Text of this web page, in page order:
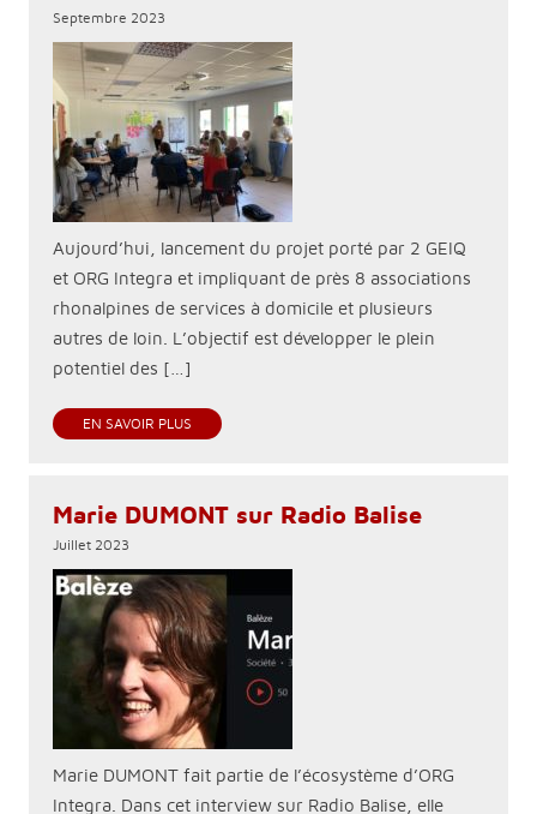
Septembre 2023
Aujourd’hui, lancement du projet porté par 2 GEIQ
et ORG Integra et impliquant de près 8 associations
rhonalpines de services à domicile et plusieurs
autres de loin. L’objectif est développer le plein
potentiel des […]
EN SAVOIR PLUS
Marie DUMONT sur Radio Balise
Juillet 2023
Marie DUMONT fait partie de l’écosystème d’ORG
Integra. Dans cet interview sur Radio Balise, elle